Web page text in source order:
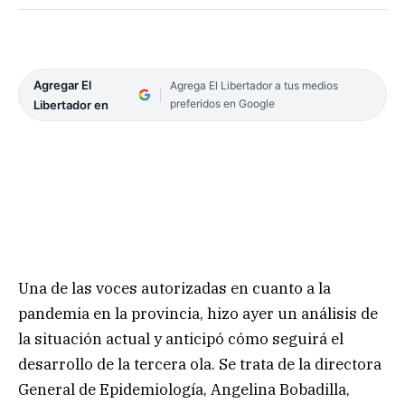
Agregar El
Libertador en
Agrega El Libertador a tus medios
preferidos en Google
Una de las voces autorizadas en cuanto a la
pandemia en la provincia, hizo ayer un análisis de
la situación actual y anticipó cómo seguirá el
desarrollo de la tercera ola. Se trata de la directora
General de Epidemiología, Angelina Bobadilla,